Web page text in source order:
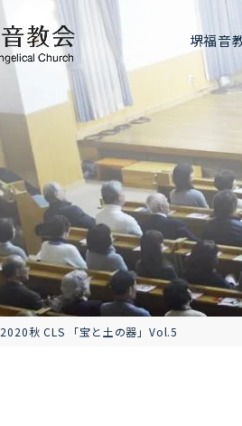
堺福音
2020秋 CLS 「宝と土の器」Vol.5